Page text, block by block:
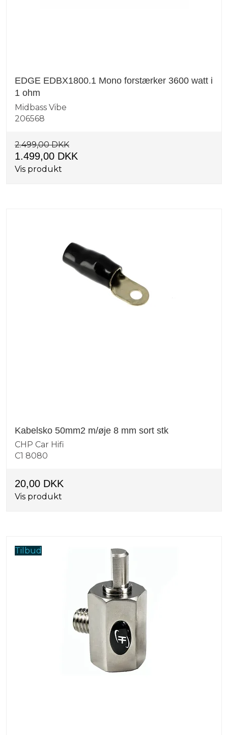
EDGE EDBX1800.1 Mono forstærker 3600 watt i
1 ohm
Midbass Vibe
206568
2.499,00 DKK
1.499,00 DKK
Vis produkt
Kabelsko 50mm2 m/øje 8 mm sort stk
CHP Car Hifi
C1 8080
20,00 DKK
Vis produkt
Tilbud